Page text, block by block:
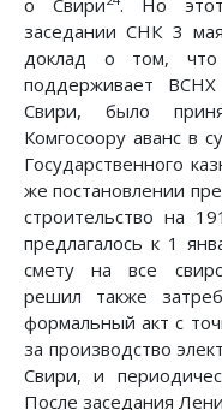
о Свири
. Но
заседании СНК 3
доклад о том, что
поддерживает
Свири, было
Комгосоору аванс в
Государственного
же постановлении
строительство на
предлагалось к 1
смету на все
решил также
формальный акт с
за производство
Свири, и
После заседания